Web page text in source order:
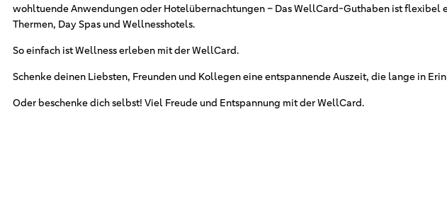
wohltuende Anwendungen oder Hotelübernachtungen – Das WellCard-Guthaben ist flexibel
Thermen, Day Spas und Wellnesshotels.
So einfach ist Wellness erleben mit der WellCard.
Schenke deinen Liebsten, Freunden und Kollegen eine entspannende Auszeit, die lange in
Oder beschenke dich selbst! Viel Freude und Entspannung mit der WellCard.